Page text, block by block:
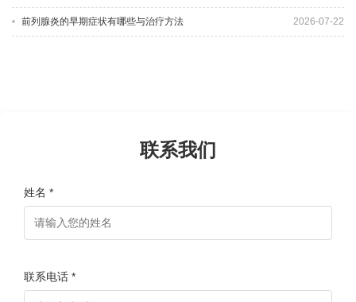
前列腺炎的早期症状有哪些与治疗方法 2026-07-22
联系我们
姓名 *
联系电话 *